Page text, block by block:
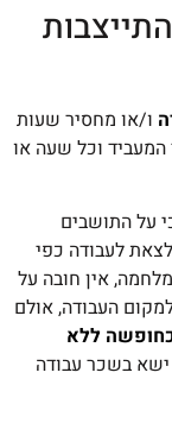
ו/או מחסיר שעות
המעביד וכל שעה או
על התושבים
לעבודה כפי
אין חובה על
העבודה, אולם
ללא
ישא בשכר עבודה